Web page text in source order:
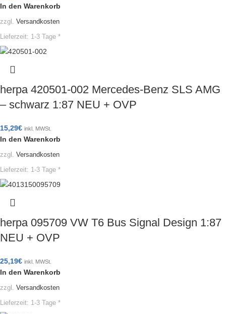
In den Warenkorb
zzgl. Versandkosten
Lieferzeit: 1-3 Tage *
herpa 420501-002 Mercedes-Benz SLS AMG
– schwarz 1:87 NEU + OVP
15,29€ inkl. MWSt.
In den Warenkorb
zzgl. Versandkosten
Lieferzeit: 1-3 Tage *
herpa 095709 VW T6 Bus Signal Design 1:87
NEU + OVP
25,19€ inkl. MWSt.
In den Warenkorb
zzgl. Versandkosten
Lieferzeit: 1-3 Tage *